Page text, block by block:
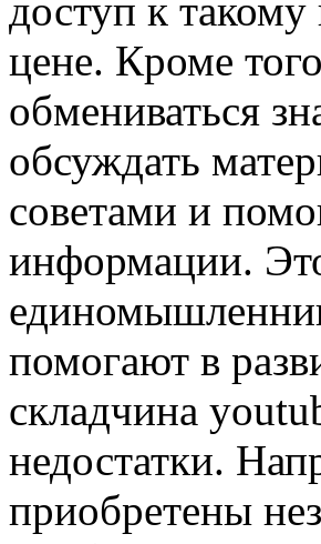
доступ к такому
цене. Кроме
обмениваться
обсуждать
советами и
информации.
помогают в
складчина
недостатки.
приобретены